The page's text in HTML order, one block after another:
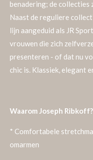
benadering; de collecties
Naast de reguliere
lijn aangeduid als JR
vrouwen die zich
presenteren - of dat nu
chic is. Klassiek, elegant
Waarom Joseph Ribkoff?
* Comfortabele
omarmen